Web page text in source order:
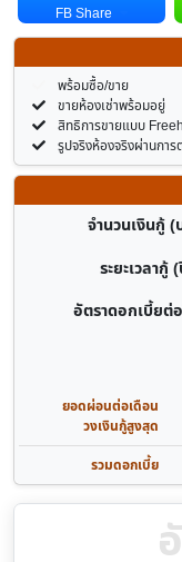
FB Share
พร้อมซื้อ/ขาย
ขายห้องเช่าพร้อมอยู่
สิทธิการขายแบบ
รูปจริงห้องจริงผ่านกา
จำนวนเงินกู้ (
ระยะเวลากู้
อัตราดอกเบี้ยต่
ยอดผ่อนต่อเดือน
วงเงินกู้สูงสุด
รวมดอกเบี้ย